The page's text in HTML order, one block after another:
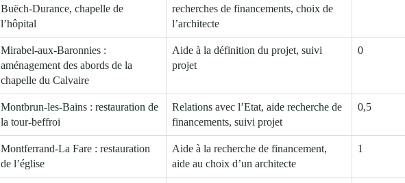
Buëch-Durance, chapelle de
l’hôpital
recherches de financements, choix de
l’architecte
Mirabel-aux-Baronnies :
aménagement des abords de la
chapelle du Calvaire
Aide à la définition du projet, suivi
projet
0
Montbrun-les-Bains : restauration de
la tour-beffroi
Relations avec l’Etat, aide recherche de
financements, suivi projet
0,5
Montferrand-La Fare : restauration
de l’église
Aide à la recherche de financement,
aide au choix d’un architecte
1